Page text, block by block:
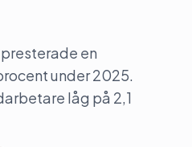
en
under 2025.
låg på 2,1